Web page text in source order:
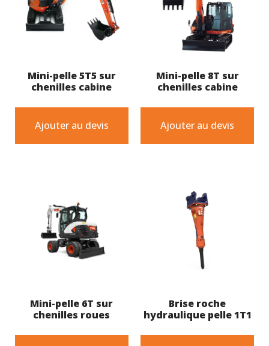
Mini-pelle 5T5 sur
chenilles cabine
Ajouter au devis
Mini-pelle 8T sur
chenilles cabine
Ajouter au devis
Mini-pelle 6T sur
chenilles roues
Brise roche
hydraulique pelle 1T1